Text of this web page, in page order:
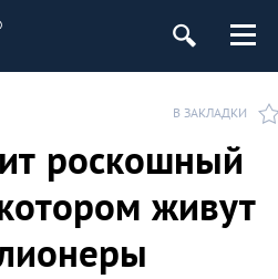
В ЗАКЛАДКИ
роскошный
живут